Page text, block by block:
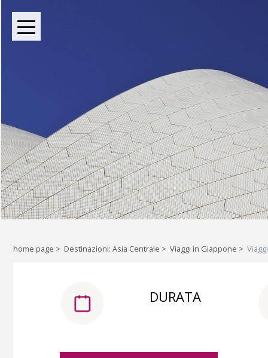
Oltre le rotte comuni:
Liberi di esplorare il mondo,
home page > Destinazioni: Asia Centrale > Viaggi in Giappone >
DURATA